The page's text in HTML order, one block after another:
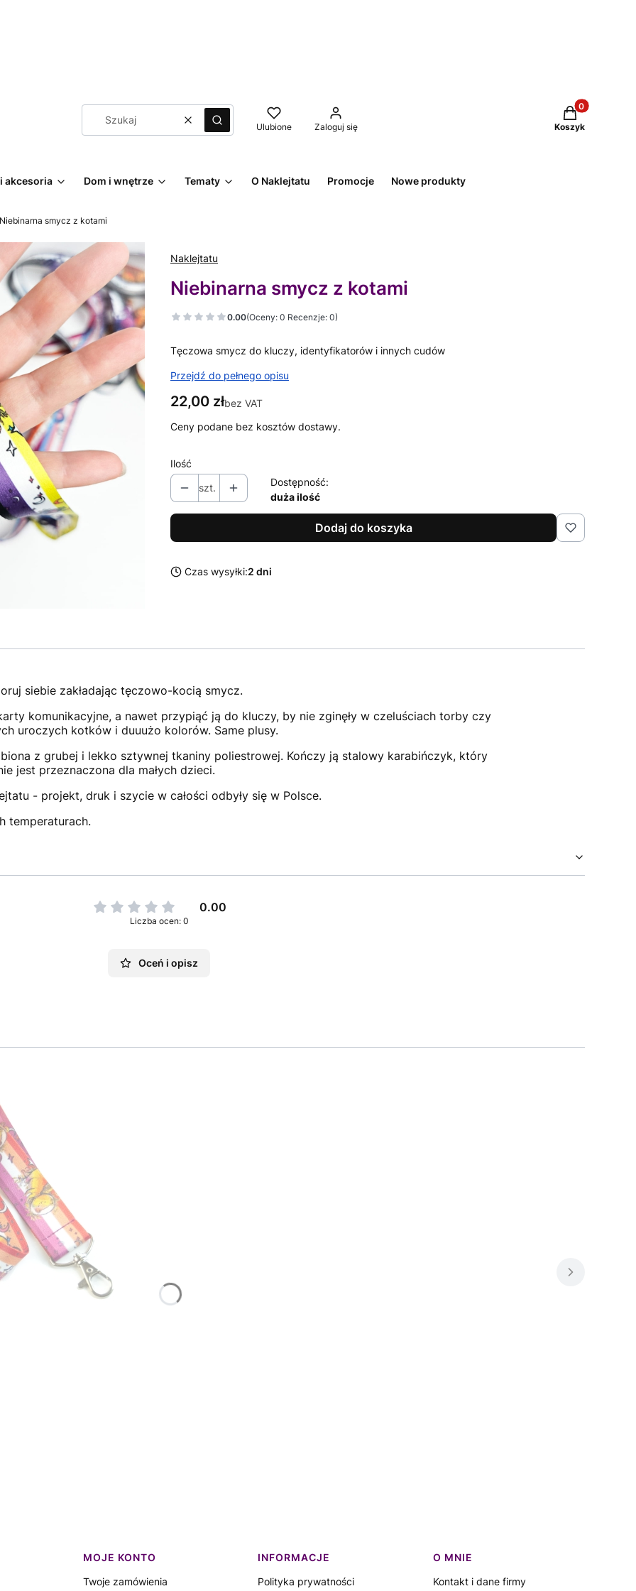
WyczyśćSzukaj Ulubione Zaloguj się
Produkty w
Koszyk
akcesoria Dom i wnętrze Tematy O Naklejtatu Promocje Nowe produkty
Niebinarna smycz z kotami
Naklejtatu
Niebinarna smycz z kotami
0.00(Oceny: 0 Recenzje: 0)
Tęczowa smycz do kluczy, identyfikatorów i innych cudów
Przejdź do pełnego opisu
Cena
22,00 złbez VAT
Ceny podane bez kosztów dostawy.
Ilość
szt.
Dostępność:
duża ilość
Dodaj do koszyka
Czas wysyłki:2 dni
siebie zakładając tęczowo-kocią smycz.
komunikacyjne, a nawet przypiąć ją do kluczy, by nie zginęły w czeluściach torby czy
uroczych kotków i duuużo kolorów. Same plusy.
z grubej i lekko sztywnej tkaniny poliestrowej. Kończy ją stalowy karabińczyk, który
jest przeznaczona dla małych dzieci.
- projekt, druk i szycie w całości odbyły się w Polsce.
temperaturach.
0.00
Liczba ocen: 0
Oceń i opisz
MOJE KONTO
Twoje zamówienia
INFORMACJE
Polityka prywatności
O MNIE
Kontakt i dane firmy